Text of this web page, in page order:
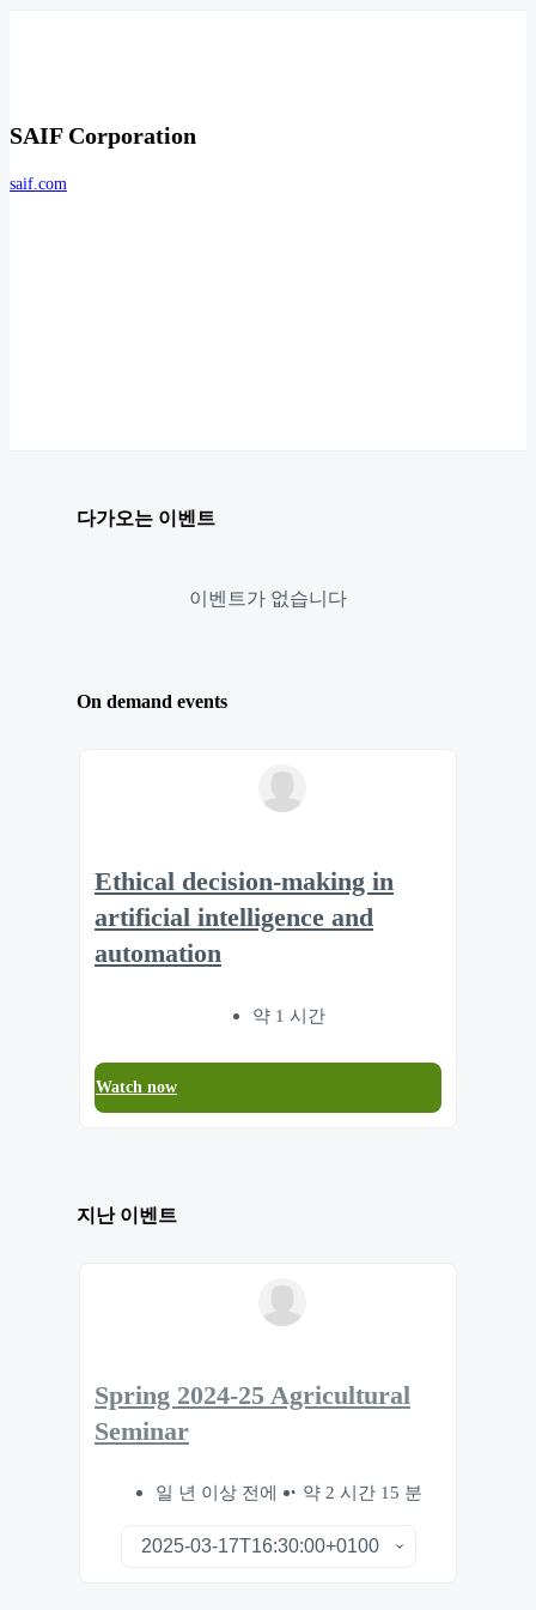
SAIF Corporation
saif.com
다가오는 이벤트
이벤트가 없습니다
On demand events
Ethical decision-making in
artificial intelligence and
automation
약 1 시간
Watch now
지난 이벤트
Spring 2024-25 Agricultural
Seminar
일 년 이상 전에 약 2 시간 15 분